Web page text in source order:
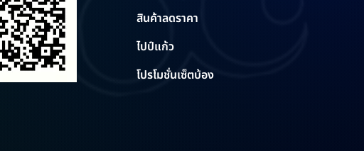
สินค้าลดราคา
ไปป์แก้ว
โปรโมชั่นเซ็ตบ้อง